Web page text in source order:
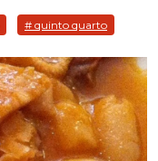
# quinto quarto